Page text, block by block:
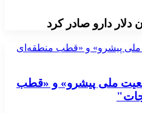
ملی پیشرو» و «قطب منطقه‌ای
ملی پیشرو» و «قطب